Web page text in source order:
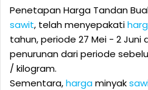
Penetapan Harga Tandan
sawit, telah menyepakati
tahun, periode 27 Mei - 2 Juni
penurunan dari periode
/ kilogram.
Sementara,hargaminyak